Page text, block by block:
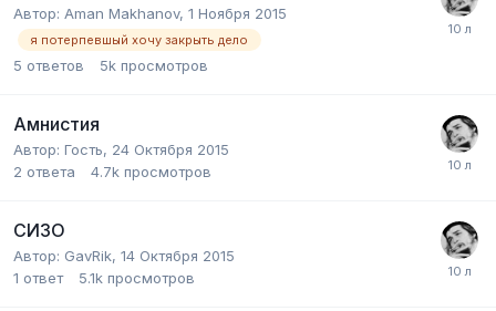
Автор: Aman Makhanov, 1 Ноября 2015
я потерпевшый хочу закрыть дело
5 ответов 5k просмотров
Амнистия
Автор: Гость, 24 Октября 2015
2 ответа 4.7k просмотров
СИЗО
Автор: GavRik, 14 Октября 2015
1 ответ 5.1k просмотров